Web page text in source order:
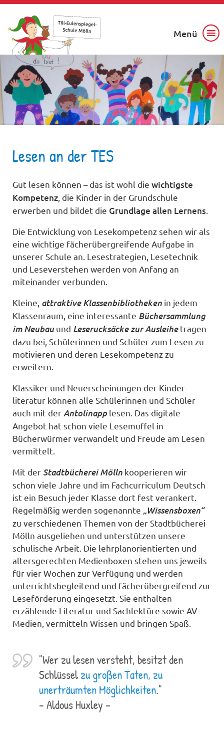
Menü
Lesen an der TES
Gut lesen können – das ist wohl diewichtigste
Kompetenz , die Kinder in der Grundschule
erwerben und bildet die Grundlage allen Lernens
Die Entwicklung von Lesekompetenz sehen wir als
eine wichtige fächerübergreifende Aufgabe in
unserer Schule an. Lesestrategien, Lesetechnik
und Leseverstehen werden von Anfang an
miteinander verbunden.
Kleine, attraktive Klassenbibliotheken in jedem
Klassenraum, eine interessante Büchersammlung
im Neubauund Leserucksäcke zur Ausleihetragen
dazu bei, Schülerinnen und Schüler zum Lesen zu
motivieren und deren Lesekompetenz zu
erweitern.
Klassiker und Neuer­scheinungen der Kinder­
literatur können alle Schülerinnen und Schüler
auch mit der Antolinapp lesen. Das digitale
Angebot hat schon viele Lesemuffel in
Bücherwürmer verwandelt und Freude am Lesen
vermittelt.
Mit derStadtbücherei Mölln kooperieren wir
schon viele Jahre und im Fachcurriculum Deutsch
ist ein Besuch jeder Klasse dort fest verankert.
Regelmäßig werden sogenannte „Wissensboxen“
zu verschiedenen Themen von der Stadtbücherei
Mölln ausgeliehen und unterstützen unsere
schulische Arbeit. Die lehrplanorientierten und
altersgerechten Medienboxen stehen uns jeweils
für vier Wochen zur Verfügung und werden
unterrichtsbegleitend und fächerübergreifend zur
Leseförderung eingesetzt. Sie enthalten
erzählende Literatur und Sachlektüre sowie AV-
Medien, vermitteln Wissen und bringen Spaß.
"Wer zu lesen versteht, besitzt den
Schlüsselzu großen Taten, zu
unerträumten Möglichkeiten."
– Aldous Huxley –